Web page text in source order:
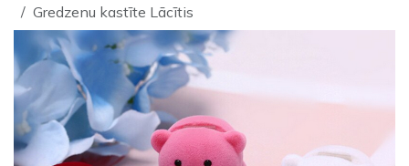
Gredzenu kastīte Lācītis